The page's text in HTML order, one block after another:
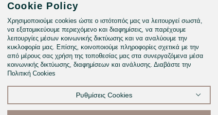
Συχνές Ερωτήσεις
Κατηγορίες
ΣΕΝΤΟΝΙΑ ΣΤΑ ΜΕΤΡΑ ΣΑΣ
ΥΦΑΣΜΑΤΑ ΜΕ ΤΟ ΜΕΤΡΟ
ΥΠΝΟΔΩΜΑΤΙΟ
HOTEL & BNB
ΠΑΙΔΙΚΟ - ΕΦΗΒΙΚΟ
Cookie Policy
Χρησιμοποιούμε cookies ώστε ο ιστότοπός μας να λειτουργεί σωστά,
να εξατομικεύουμε περιεχόμενο και διαφημίσεις, να παρέχουμε
λειτουργίες μέσων κοινωνικής δικτύωσης και να αναλύουμε την
κυκλοφορία μας. Επίσης, κοινοποιούμε πληροφορίες σχετικά με την
από μέρους σας χρήση της τοποθεσίας μας στα συνεργαζόμενα μέσα
κοινωνικής δικτύωσης, διαφημίσεων και ανάλυσης. Διαβάστε την
Πολιτική Cookies
Ρυθμίσεις Cookies